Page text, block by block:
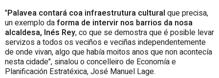
"Palavea contará coa infraestrutura cultural que precisa,
un exemplo daforma de intervir nos barrios da nosa
alcaldesa, Inés Rey, co que se demostra que é posible levar
servizos a todos os veciños e veciñas independentemente
de onde vivan, algo que había moitos anos que non acontecía
nesta cidade", sinalou o concelleiro de Economía e
Planificación Estratéxica, José Manuel Lage.